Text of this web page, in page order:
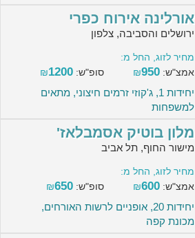
אורלינה אירוח כפרי
ירושלים והסביבה, צלפון
מחיר לזוג, החל מ:
אמצ"ש:
₪950 סופ"ש: ₪1200
יחידות 1, ג'קוזי זרמים חיצוני, מתאים
למשפחות
מלון בוטיק אסמבלאז'
מישור החוף, תל אביב
מחיר לזוג, החל מ:
אמצ"ש:
₪600 סופ"ש: ₪650
יחידות 20, אופניים לרשות האורחים,
מכונת קפה